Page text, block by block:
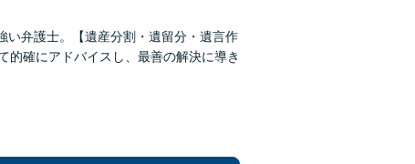
い弁護士。【遺産分割・遺留分・遺言作
的確にアドバイスし、最善の解決に導き